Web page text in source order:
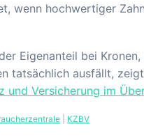
wenn hochwertiger
Eigenanteil bei Kronen,
tatsächlich ausfällt,
und Versicherung im
KZBV